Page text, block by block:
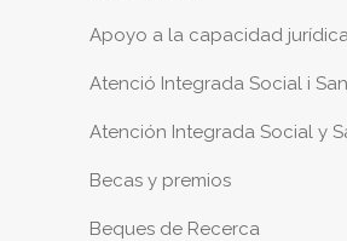
Apoyo a la capacidad
Atenció Integrada Social i
Atención Integrada Social y
Becas y premios
Beques de Recerca